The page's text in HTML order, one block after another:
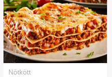
Nötkött